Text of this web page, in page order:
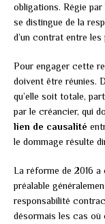
obligations. Régie
se distingue de la
d’un contrat entre les
Pour engager cette
doivent être réunies.
qu’elle soit totale,
par le créancier, qui
lien de causalité
le dommage résulte
La réforme de 2016 a
préalable
responsabilité
désormais les cas où